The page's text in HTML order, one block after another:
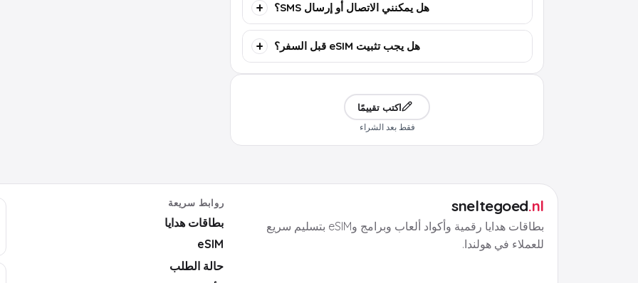
هل يمكنني الاتصال أو إرسال SMS؟
هل يجب تثبيت eSIM قبل السفر؟
اكتب تقييمًا
فقط بعد الشراء
sneltegoed.nl
بطاقات هدايا رقمية وأكواد ألعاب وبرامج وeSIM بتسليم سريع
للعملاء في هولندا.
روابط سريعة
بطاقات هدايا
eSIM
حالة الطلب